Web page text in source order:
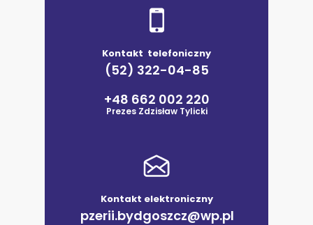
Kontakt elektroniczny
pzerii.bydgoszcz@wp.pl
Kontakt telefoniczny
(52) 322-04-85
+48 662 002 220
Prezes Zdzisław Tylicki